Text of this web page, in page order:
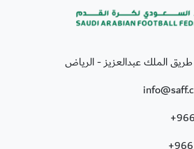
الملك عبدالعزيز - الرياض